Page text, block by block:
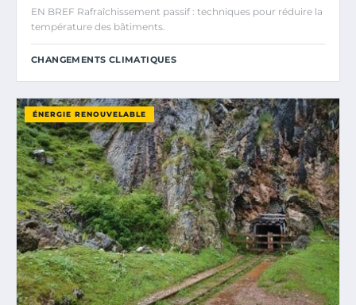
EN BREF Rafraîchissement passif : techniques pour réduire la
température des bâtiments.
CHANGEMENTS CLIMATIQUES
ÉNERGIE RENOUVELABLE